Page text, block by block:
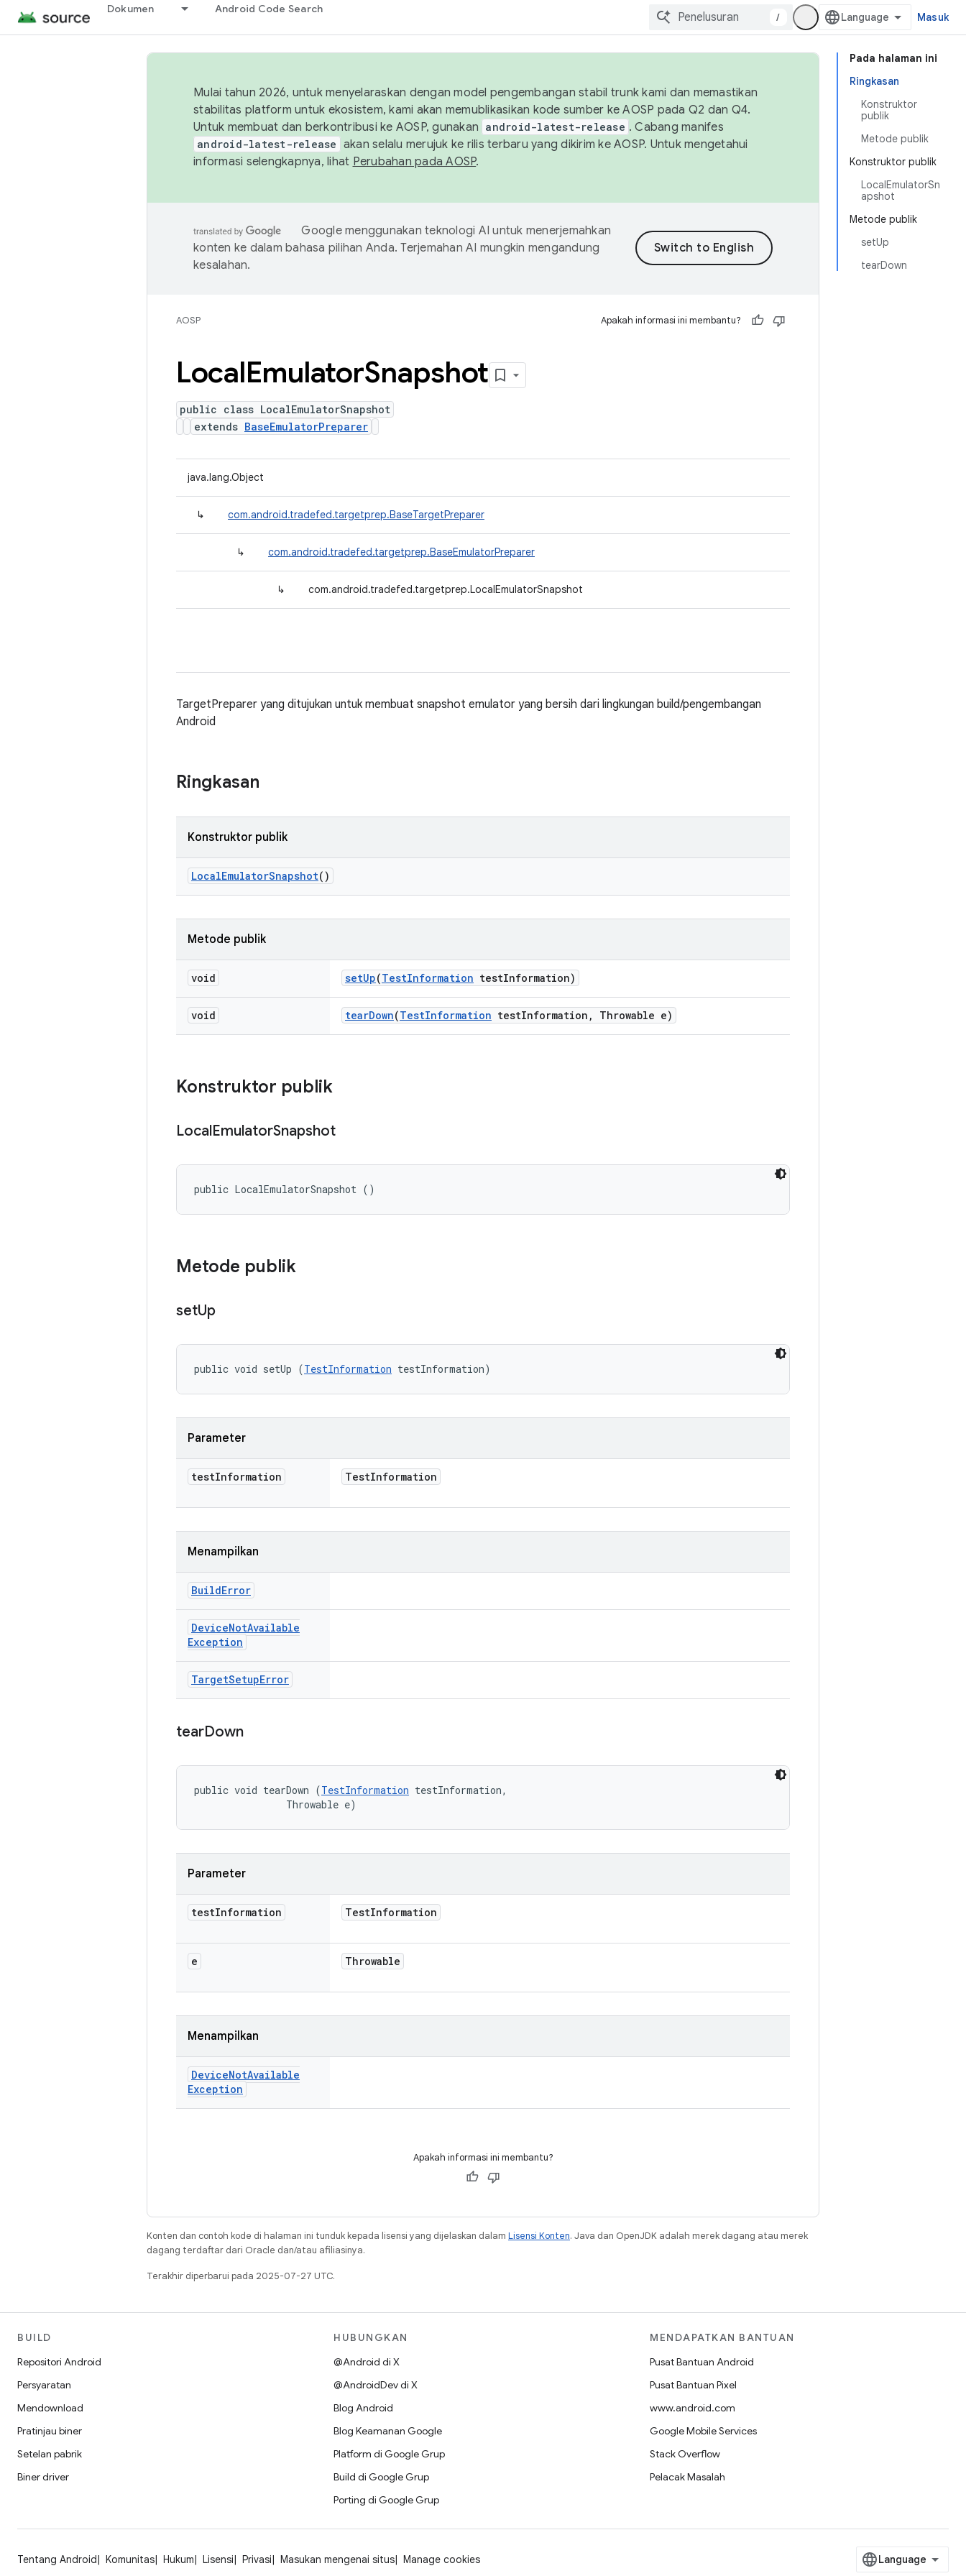
Dokumen Android Code Search
/ Masuk
Pada halaman ini
Ringkasan
Konstruktor
publik
Metode publik
Konstruktor publik
LocalEmulatorSn
apshot
Metode publik
setUp
tearDown
Mulai tahun 2026, untuk menyelaraskan dengan model pengembangan stabil trunk kami dan memastikan
stabilitas platform untuk ekosistem, kami akan memublikasikan kode sumber ke AOSP pada Q2 dan Q4.
Untuk membuat dan berkontribusi ke AOSP, gunakan android-latest-release . Cabang manifes
android-latest-release akan selalu merujuk ke rilis terbaru yang dikirim ke AOSP. Untuk mengetahui
informasi selengkapnya, lihat Perubahan pada AOSP.
Google menggunakan teknologi AI untuk menerjemahkan
konten ke dalam bahasa pilihan Anda. Terjemahan AI mungkin mengandung
kesalahan.
AOSP Apakah informasi ini membantu?
LocalEmulatorSnapshot
public class LocalEmulatorSnapshot
extends BaseEmulatorPreparer
java.lang.Object
↳ com.android.tradefed.targetprep.BaseTargetPreparer
↳ com.android.tradefed.targetprep.BaseEmulatorPreparer
↳ com.android.tradefed.targetprep.LocalEmulatorSnapshot
TargetPreparer yang ditujukan untuk membuat snapshot emulator yang bersih dari lingkungan build/pengembangan
Android
Ringkasan
Konstruktor publik
LocalEmulatorSnapshot()
Metode publik
void setUp(TestInformation testInformation)
void tearDown(TestInformation testInformation , Throwable e)
Konstruktor publik
LocalEmulatorSnapshot
public LocalEmulatorSnapshot ()
Metode publik
setUp
public void setUp (TestInformation testInformation)
Parameter
testInformation TestInformation
Menampilkan
BuildError
DeviceNotAvailable
Exception
TargetSetupError
tearDown
public void tearDown (TestInformation testInformation,
                Throwable e)
Parameter
testInformation TestInformation
e Throwable
Menampilkan
DeviceNotAvailable
Exception
Apakah informasi ini membantu?
Konten dan contoh kode di halaman ini tunduk kepada lisensi yang dijelaskan dalam Lisensi Konten. Java dan OpenJDK adalah merek dagang atau merek
dagang terdaftar dari Oracle dan/atau afiliasinya.
Terakhir diperbarui pada 2025-07-27 UTC.
BUILD
Repositori Android
Persyaratan
Mendownload
Pratinjau biner
Setelan pabrik
Biner driver
HUBUNGKAN
@Android di X
@AndroidDev di X
Blog Android
Blog Keamanan Google
Platform di Google Grup
Build di Google Grup
Porting di Google Grup
MENDAPATKAN BANTUAN
Pusat Bantuan Android
Pusat Bantuan Pixel
www.android.com
Google Mobile Services
Stack Overflow
Pelacak Masalah
Tentang Android Komunitas Hukum Lisensi Privasi Masukan mengenai situs Manage cookies